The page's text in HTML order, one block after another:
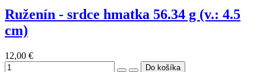
Ruženín - srdce hmatka 56.34 g (v.: 4.5
cm)
12,00 €